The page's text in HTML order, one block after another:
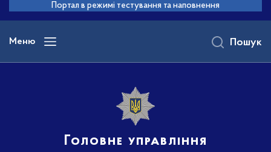
основного
вмісту
Портал в режимі тестування та наповнення
Меню
Головне управління
Пошук